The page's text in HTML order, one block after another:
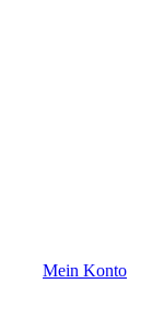
Mein Konto